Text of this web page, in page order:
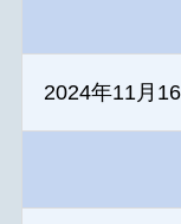
2024年11月